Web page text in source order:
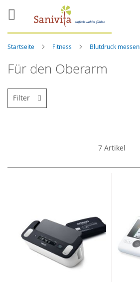
Startseite Fitness Blutdruck messen
Für den Oberarm
7Artikel
Filter